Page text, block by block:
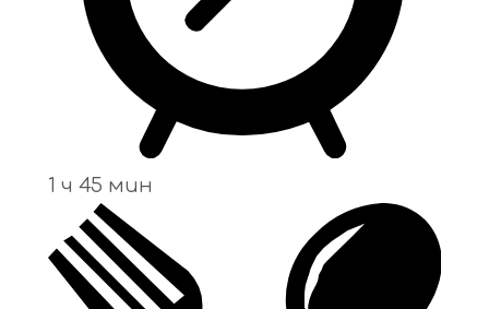
1 ч 45 мин